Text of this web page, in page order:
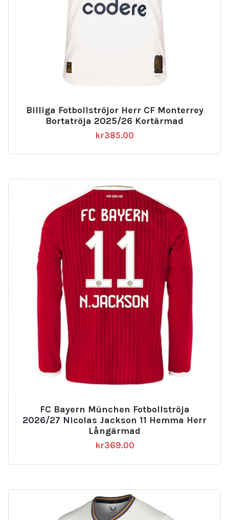
Billiga Fotbollströjor Herr CF Monterrey
Bortatröja 2025/26 Kortärmad
kr385.00
FC Bayern München Fotbollströja
2026/27 Nicolas Jackson 11 Hemma Herr
Långärmad
kr369.00